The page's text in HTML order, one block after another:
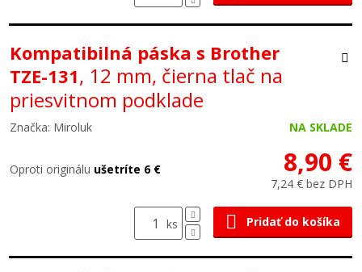
Kompatibilná páska s Brother
TZE-131, 12 mm, čierna tlač na
priesvitnom podklade
Značka: Miroluk NA SKLADE
Oproti originálu ušetríte 6 € 8,90 €
7,24 € bez DPH
ks Pridať do košíka